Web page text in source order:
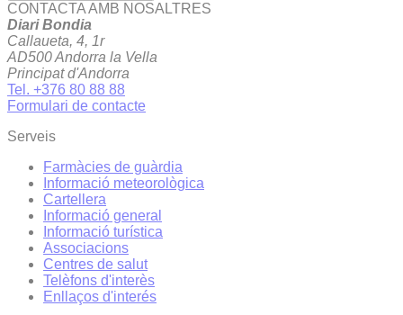
CONTACTA AMB NOSALTRES
Diari Bondia
Callaueta, 4, 1r
AD500 Andorra la Vella
Principat d'Andorra
Tel. +376 80 88 88
Formulari de contacte
Serveis
Farmàcies de guàrdia
Informació meteorològica
Cartellera
Informació general
Informació turística
Associacions
Centres de salut
Telèfons d'interès
Enllaços d'interés